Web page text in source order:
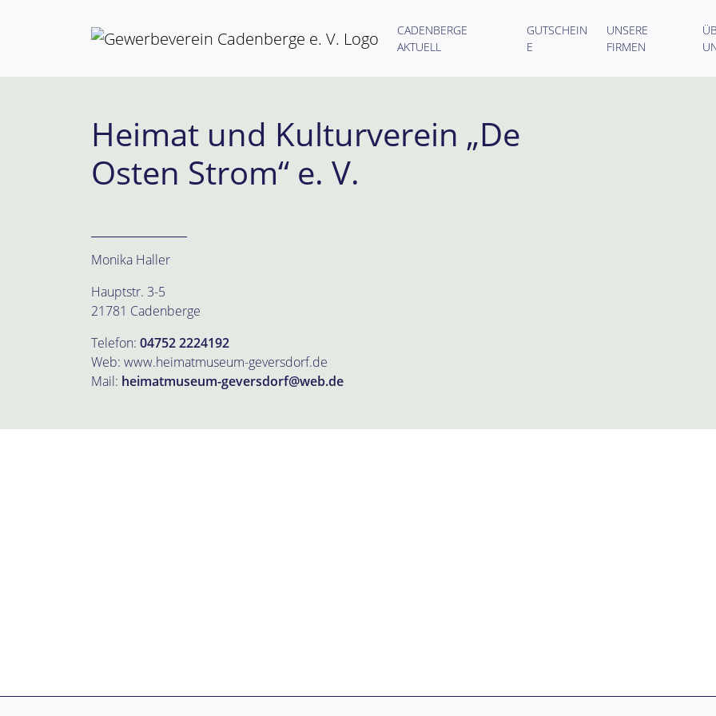
CADENBERGE
AKTUELL
GUTSCHEIN
E
UNSERE
FIRMEN
Heimat und Kulturverein „De
Osten Strom“ e. V.
Monika Haller
Hauptstr. 3-5
21781 Cadenberge
Telefon: 04752 2224192
Web: www.heimatmuseum-geversdorf.de
Mail: heimatmuseum-geversdorf@web.de